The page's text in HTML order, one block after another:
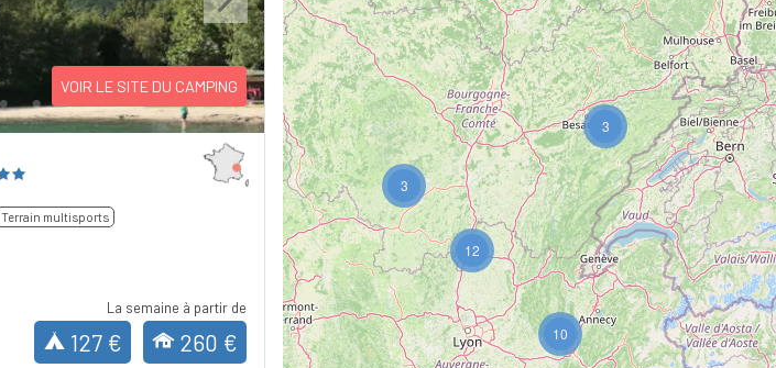
Next
VOIR LE SITE DU CAMPING
Terrain multisports
La semaine à partir de
127 € 260 €
3
3
12
10